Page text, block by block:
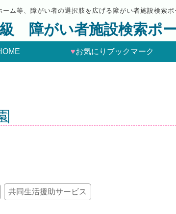
ム等、障がい者の選択肢を広げる障がい者施設検索ポ
障がい者施設検索ポ
♥お気にりブックマーク
共同生活援助サービス